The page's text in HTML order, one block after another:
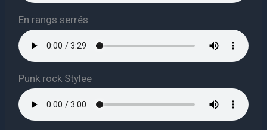
En rangs serrés
Punk rock Stylee